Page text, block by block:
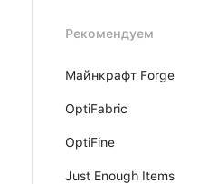
Рекомендуем
Майнкрафт Forge
OptiFabric
OptiFine
Just Enough Items